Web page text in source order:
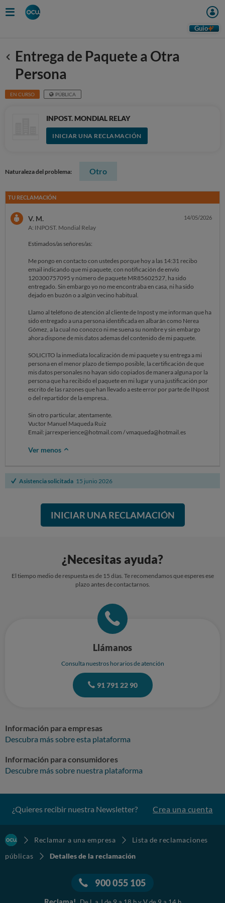
Guio
Anterior
Entrega de Paquete a Otra
Persona
EN CURSO PÚBLICA
INPOST. MONDIAL RELAY
INICIAR UNA RECLAMACIÓN
Naturaleza del problema: Otro
TU RECLAMACIÓN
V. M.
A: INPOST. Mondial Relay
14/05/2026
Estimados/as señores/as:
Me pongo en contacto con ustedes porque hoy a las 14:31 recibo
email indicando que mi paquete, con notificación de envío
120300757095 y número de paquete MR85602527, ha sido
entregado. Sin embargo yo no me encontraba en casa, ni ha sido
dejado en buzón o a algún vecino habitual.
Llamo al teléfono de atención al cliente de Inpost y me informan que ha
sido entregado a una persona identificada en albarán como Nerea
Gómez, a la cual no conozco ni me suena su nombre y sin embargo
ahora dispone de mis datos ademas del contenido de mi paquete.
SOLICITO la inmediata localización de mi paquete y su entrega a mi
persona en el menor plazo de tiempo posible, la certificación de que
mis datos personales no hayan sido copiados de manera alguna por la
persona que ha recibido el paquete en mi lugar y una justificación por
escrito de las razones que han llevado a este error por parte de INpost
o del repartidor de la empresa..
Sin otro particular, atentamente.
Vuctor Manuel Maqueda Ruiz
Email: jarrexperience@hotmail.com / vmaqueda@hotmail.es
Ver menos
Asistencia solicitada 15 junio 2026
INICIAR UNA RECLAMACIÓN
¿Necesitas ayuda?
El tiempo medio de respuesta es de 15 días. Te recomendamos que esperes ese
plazo antes de contactarnos.
Llámanos
Consulta nuestros horarios de atención
91 791 22 90
Información para empresas
Descubra más sobre esta plataforma
Información para consumidores
Descubre más sobre nuestra plataforma
¿Quieres recibir nuestra Newsletter? Crea una cuenta
Reclamar a una empresa
Lista de reclamaciones
públicas
Detalles de la reclamación
900 055 105